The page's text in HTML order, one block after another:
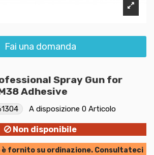
Fai una domanda
Spray Gun for
Adhesive
A disposizione 0 Articolo
Non disponibile
fornito su ordinazione. Consultateci